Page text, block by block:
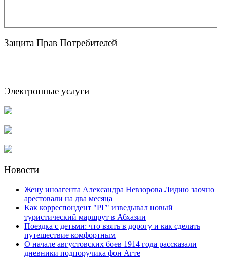
Защита Прав Потребителей
Электронные услуги
Новости
Жену иноагента Александра Невзорова Лидию заочно
арестовали на два месяца
Как корреспондент "РГ" изведывал новый
туристический маршрут в Абхазии
Поездка с детьми: что взять в дорогу и как сделать
путешествие комфортным
О начале августовских боев 1914 года рассказали
дневники подпоручика фон Агте